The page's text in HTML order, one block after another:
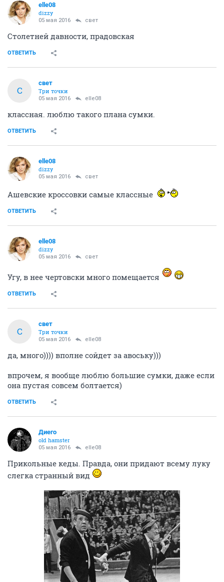
elle08
dizzy
05 мая 2016 свет
Столетней давности, прадовская
ОТВЕТИТЬ
С
свет
Три точки
05 мая 2016 elle08
классная. люблю такого плана сумки.
ОТВЕТИТЬ
elle08
dizzy
05 мая 2016 свет
Ашевские кроссовки самые классные
ОТВЕТИТЬ
elle08
dizzy
05 мая 2016 свет
Угу, в нее чертовски много помещается
ОТВЕТИТЬ
С
свет
Три точки
05 мая 2016 elle08
да, много)))) вполне сойдет за авоську)))
впрочем, я вообще люблю большие сумки, даже если
она пустая совсем болтается)
ОТВЕТИТЬ
Диего
old hamster
05 мая 2016 elle08
Прикольные кеды. Правда, они придают всему луку
слегка странный вид